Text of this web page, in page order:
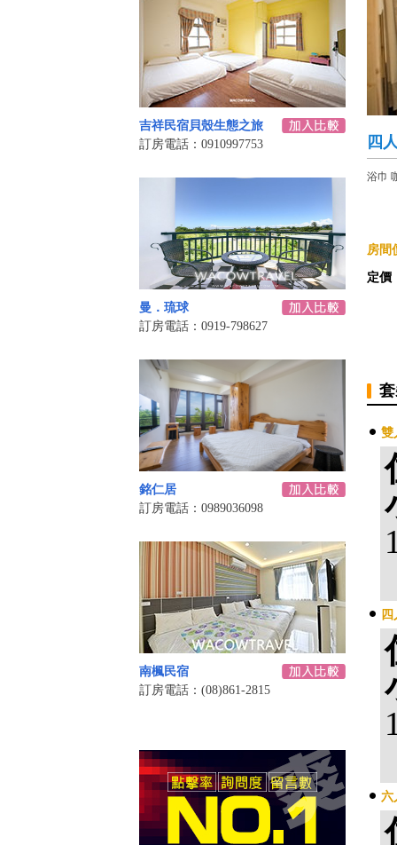
吉祥民宿貝殼生態之旅
訂房電話：0910997753
曼．琉球
訂房電話：0919-798627
銘仁居
訂房電話：0989036098
南楓民宿
訂房電話：(08)861-2815
四
浴巾
房間
定價
雙
六